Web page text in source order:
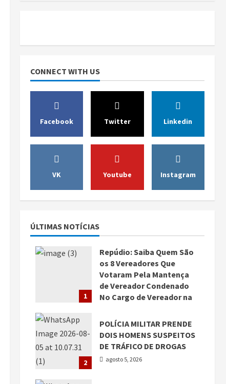
CONNECT WITH US
Facebook Twitter Linkedin
VK Youtube Instagram
ÚLTIMAS NOTÍCIAS
1
Repúdio: Saiba Quem São
os 8 Vereadores Que
Votaram Pela Mantença
de Vereador Condenado
No Cargo de Vereador na
Paraná…
agosto 5, 2026
2
POLÍCIA MILITAR PRENDE
DOIS HOMENS SUSPEITOS
DE TRÁFICO DE DROGAS
agosto 5, 2026